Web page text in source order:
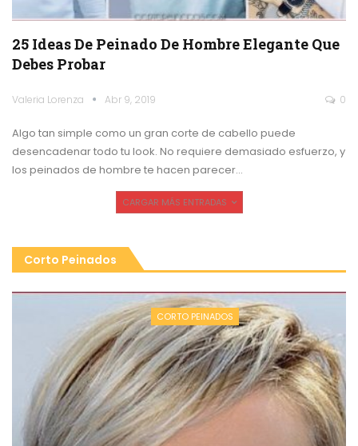
25 Ideas De Peinado De Hombre Elegante Que
Debes Probar
Valeria Lorenza Abr 9, 2019 0
Algo tan simple como un gran corte de cabello puede
desencadenar todo tu look. No requiere demasiado esfuerzo, y
los peinados de hombre te hacen parecer…
CARGAR MÁS ENTRADAS
Corto Peinados
CORTO PEINADOS